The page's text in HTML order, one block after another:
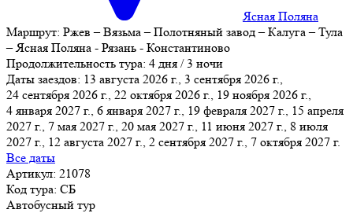
Ясная Поляна
Маршрут: Ржев – Вязьма – Полотняный завод – Калуга – Тула
– Ясная Поляна - Рязань - Константиново
Продолжительность тура: 4 дня / 3 ночи
Даты заездов: 13 августа 2026 г., 3 сентября 2026 г.,
24 сентября 2026 г., 22 октября 2026 г., 19 ноября 2026 г.,
4 января 2027 г., 6 января 2027 г.
, 19 февраля 2027 г., 15 апреля
2027 г., 7 мая 2027 г., 20 мая 2027 г., 11 июня 2027 г., 8 июля
2027 г., 12 августа 2027 г., 2 сентября 2027 г., 7 октября 2027 г.
Все даты
Артикул: 21078
Код тура: СБ
Автобусный тур